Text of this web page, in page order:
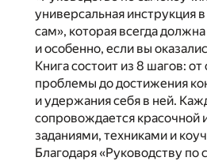
универсальная инструкция
сам», которая всегда
и особенно, если вы
Книга состоит из 8 шагов:
проблемы до достижения
и удержания себя в ней.
сопровождается красочной
заданиями, техниками и
Благодаря «Руководству по